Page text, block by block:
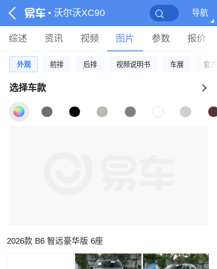
• 沃尔沃XC90 导航
综述 资讯 视频 图片 参数 报价
外观 前排 后排 视频说明书 车展 官方
选择车款
2026款 B6 智远豪华版 6座